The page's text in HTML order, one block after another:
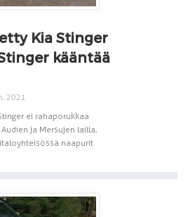
Kia Stinger
kääntää
2021
ei rahaporukkaa
ja Mersujen lailla,
naapurit